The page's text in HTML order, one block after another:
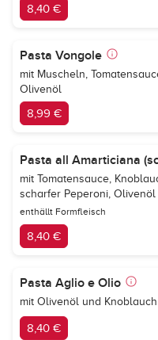
8,40 €
Pasta Vongole
mit Muscheln,
Olivenöl
8,99 €
Pasta all Amarticiana
mit Tomatensauce,
scharfer Peperoni,
enthällt Formfleisch
8,40 €
Pasta Aglio e Olio
mit Olivenöl und Knoblauch
8,40 €